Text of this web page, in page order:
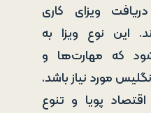
ویزای کاری
این نوع ویزا به
که مهارت‌ها و
مورد نیاز باشد.
پویا و تنوع